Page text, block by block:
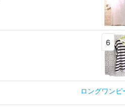
6
ロングワン